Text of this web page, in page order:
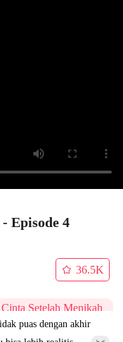
Episode 4
36.5K
Cinta Setelah Menikah
puas dengan akhir